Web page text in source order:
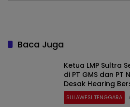
Baca Juga
Ketua LMP Sultra
di PT GMS dan PT
Desak Hearing
Siapkan Aksi Jilid II
SULAWESI TENGGARA